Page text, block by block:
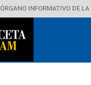
ÓRGANO INFORMATIVO DE